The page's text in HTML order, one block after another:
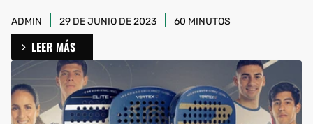
ADMIN 29 DE JUNIO DE 2023 60 MINUTOS
LEER MÁS